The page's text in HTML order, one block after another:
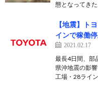
態となってき
【地震】ト
インで稼働
2021.02.17
最長4日間、部
県沖地震の影
工場・28ライ